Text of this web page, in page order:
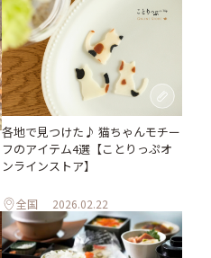
各地で見つけた♪ 猫ちゃんモチー
フのアイテム4選【ことりっぷオ
ンラインストア】
全国 2026.02.22